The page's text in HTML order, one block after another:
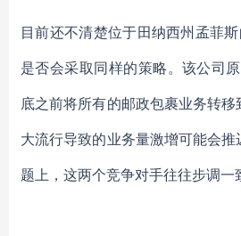
目前还不清楚位于田纳西州孟菲
是否会采取同样的策略。该公司
底之前将所有的邮政包裹业务转
大流行导致的业务量激增可能会
题上，这两个竞争对手往往步调一